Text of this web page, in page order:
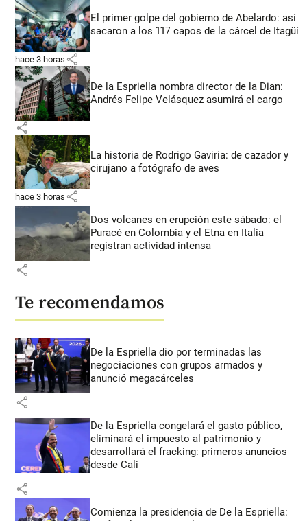
El primer golpe del gobierno de Abelardo: así
sacaron a los 117 capos de la cárcel de Itagüí
hace 3 horas share
De la Espriella nombra director de la Dian:
Andrés Felipe Velásquez asumirá el cargo
share
La historia de Rodrigo Gaviria: de cazador y
cirujano a fotógrafo de aves
hace 3 horas share
Dos volcanes en erupción este sábado: el
Puracé en Colombia y el Etna en Italia
registran actividad intensa
share
Te recomendamos
De la Espriella dio por terminadas las
negociaciones con grupos armados y
anunció megacárceles
share
De la Espriella congelará el gasto público,
eliminará el impuesto al patrimonio y
desarrollará el fracking: primeros anuncios
desde Cali
share
Comienza la presidencia de De la Espriella: